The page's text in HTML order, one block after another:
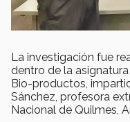
La investigación fue
dentro de la
Bio-productos,
Sánchez, profesora
Nacional de Quilmes,